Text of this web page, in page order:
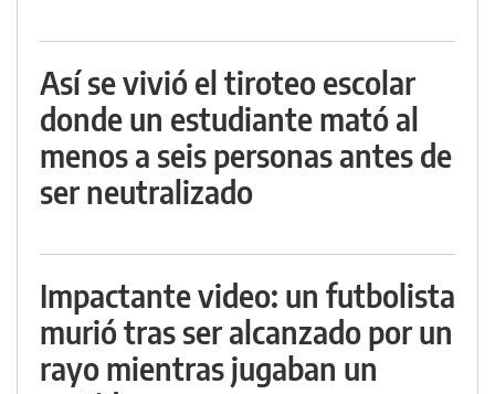
Así se vivió el tiroteo escolar
donde un estudiante mató al
menos a seis personas antes de
ser neutralizado
Impactante video: un futbolista
murió tras ser alcanzado por un
rayo mientras jugaban un